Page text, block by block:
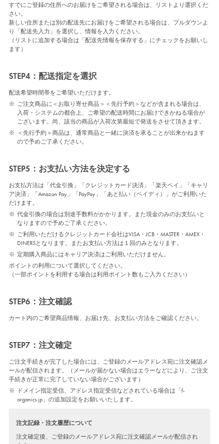
すでにご登録の住所へのお届けをご希望される場合は、リストより選択くだ
さい。
新しい住所または別の配送先にお届けをご希望される場合は、プルダウンよ
り「配送先入力」を選択し、情報を入力ください。
（リストに追加する場合は「配送先情報を保存する」にチェックをお願いし
ます）
STEP4：配送指定を選択
配送希望時間帯をご希望いただけます。
※ ご注文商品に＜お取り寄せ商品＞＜先行予約＞などが含まれる場合は、
入荷・システムの都合上、ご希望の配送時間にお届けできかねる場合が
ございます。尚、該当の商品が入荷次第最短で発送をさせて頂きます。
※ ＜先行予約＞商品は、通常商品と一緒に決済を承ることが出来かねます
ので予めご了承ください。
STEP5：お支払い方法を決定する
お支払方法は「代金引換」「クレジットカード決済」「楽天ペイ」「キャリ
ア決済」「Amazon Pay」「PayPay」「あと払い（ペイディ）」がご利用いた
だけます。
※ 代金引換の場合は別途手数料がかかります。また現金のみのお支払いと
なりますので予めご了承ください。
※ ご利用いただけるクレジットカード会社はVISA・JCB・MASTER・AMEX・
DINERSとなります。またお支払い方法は１回のみとなります。
※ 定期購入商品にはキャリア決済はご利用いただけません。
ポイントの利用について選択してください。
（一部ポイントを利用する場合は利用ポイント数もご入力ください）
STEP6：注文確認
カート内のご希望商品情報、お届け先、お支払い方法をご確認ください。
STEP7：注文確定
ご注文手続きが完了した場合には、ご登録のメールアドレス宛に注文確認メ
ールが配信されます。（メールが届かない場合はエラーなどにより、ご注文
手続きが正常に完了していない場合がございます）
※
ドメイン指定受信、アドレス指定受信などされている場合は「f-
organics.jp」の追加設定をお願いいたします。
注文記録・注文履歴について
注文確定後、ご登録のメールアドレス宛に注文確認メールが配信され